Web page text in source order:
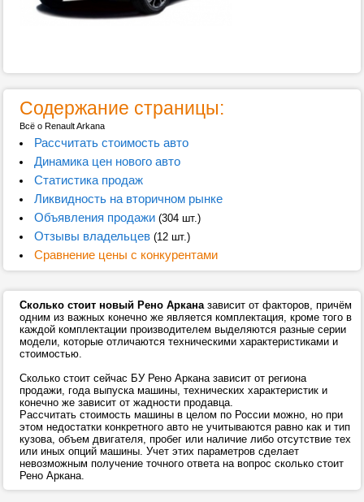
Содержание страницы:
Всё о Renault Arkana
Рассчитать стоимость авто
Динамика цен нового авто
Статистика продаж
Ликвидность на вторичном рынке
Объявления продажи(304 шт.)
Отзывы владельцев(12 шт.)
Сравнение цены с конкурентами
Сколько стоит новый Рено Арканазависит от факторов, причём
одним из важных конечно же является комплектация, кроме того в
каждой комплектации производителем выделяются разные серии
модели, которые отличаются техническими характеристиками и
стоимостью.
Сколько стоит сейчас БУ Рено Аркана зависит от региона
продажи, года выпуска машины, технических характеристик и
конечно же зависит от жадности продавца.
Рассчитать стоимость машины в целом по России можно, но при
этом недостатки конкретного авто не учитываются равно как и тип
кузова, объем двигателя, пробег или наличие либо отсутствие тех
или иных опций машины. Учет этих параметров сделает
невозможным получение точного ответа на вопрос сколько стоит
Рено Аркана.